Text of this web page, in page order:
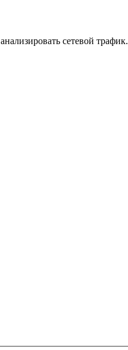
сетевой трафик.